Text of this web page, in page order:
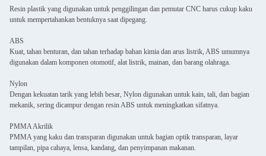
Resin plastik yang digunakan untuk penggilingan dan pemutar CNC harus cukup kaku
untuk mempertahankan bentuknya saat dipegang.
ABS
Kuat, tahan benturan, dan tahan terhadap bahan kimia dan arus listrik, ABS umumnya
digunakan dalam komponen otomotif, alat listrik, mainan, dan barang olahraga.
Nylon
Dengan kekuatan tarik yang lebih besar, Nylon digunakan untuk kain, tali, dan bagian
mekanik, sering dicampur dengan resin ABS untuk meningkatkan sifatnya.
PMMA Akrilik
PMMA yang kaku dan transparan digunakan untuk bagian optik transparan, layar
tampilan, pipa cahaya, lensa, kandang, dan penyimpanan makanan.